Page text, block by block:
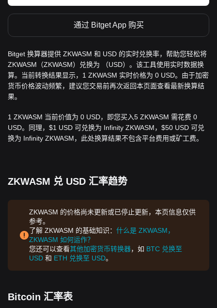
通过 Bitget App 购买
Bitget 换算器提供 ZKWASM 和 USD 的实时兑换率，帮助您轻松将
ZKWASM（ZKWASM）兑换为 （USD）。该工具使用实时数据换
算。当前转换结果显示，1 ZKWASM 实时价格为 0 USD。由于加密
货币价格波动频繁，建议您交易前再次返回本页面查看最新换算结
果。
1 ZKWASM 当前价值为 0 USD，即您买入5 ZKWASM 需花费 0
USD。同理，$1 USD 可兑换为 Infinity ZKWASM，$50 USD 可兑
换为 Infinity ZKWASM，此处换算结果不包含平台费用或矿工费。
ZKWASM 兑 USD 汇率趋势
ZKWASM 的价格尚未更新或已停止更新，本页信息仅供
参考。
了解 ZKWASM 的基础知识： 什么是 ZKWASM，
ZKWASM 如何运作？
您还可以查看其他加密货币转换器，如 BTC 兑换至
USD 和 ETH 兑换至 USD。
Bitcoin 汇率表